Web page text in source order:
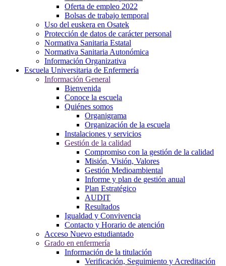
Oferta de empleo 2022
Bolsas de trabajo temporal
Uso del euskera en Osatek
Protección de datos de carácter personal
Normativa Sanitaria Estatal
Normativa Sanitaria Autonómica
Información Organizativa
Escuela Universitaria de Enfermería
Información General
Bienvenida
Conoce la escuela
Quiénes somos
Organigrama
Organización de la escuela
Instalaciones y servicios
Gestión de la calidad
Compromiso con la gestión de la calidad
Misión, Visión, Valores
Gestión Medioambiental
Informe y plan de gestión anual
Plan Estratégico
AUDIT
Resultados
Igualdad y Convivencia
Contacto y Horario de atención
Acceso Nuevo estudiantado
Grado en enfermería
Información de la titulación
Verificación, Seguimiento y Acreditación